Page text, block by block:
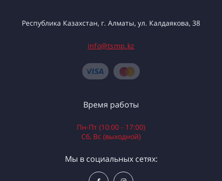
Республика Казахстан, г. Алматы, ул. Калдаякова, 38
info@tsmp.kz
Время работы
Пн-Пт (10:00 - 17:00)
Сб, Вс (выходной)
Мы в социальных сетях: